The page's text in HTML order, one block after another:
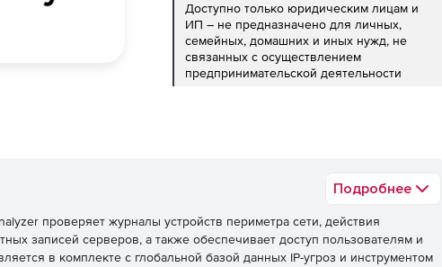
Доступно только юридическим лицам и
ИП – не предназначено для личных,
семейных, домашних и иных нужд, не
связанных с осуществлением
предпринимательской деятельности
Подробнее
проверяет журналы устройств периметра сети, действия
записей серверов, а также обеспечивает доступ пользователям и
в комплекте с глобальной базой данных IP-угроз и инструментом